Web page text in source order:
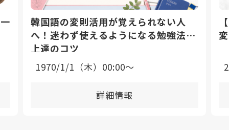
韓国語の変則活用が覚えられない人
へ！迷わず使えるようになる勉強法と
上達のコツ
1970/1/1（木）00:00〜
詳細情報